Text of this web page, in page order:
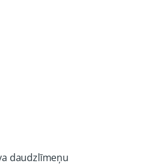
daudzlīmeņu